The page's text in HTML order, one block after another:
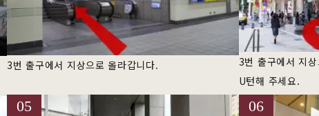
3번 출구에서 지상으로 올라갑니다.
3번 출구에서 지
U턴해 주세요.
05 06